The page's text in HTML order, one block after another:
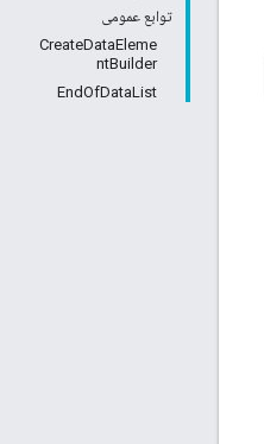
توابع عمومی
CreateDataEleme
ntBuilder
EndOfDataList